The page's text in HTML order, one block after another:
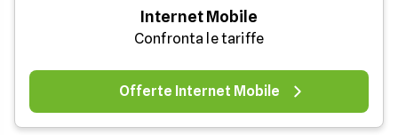
Internet Mobile
Confronta le tariffe
Offerte Internet Mobile